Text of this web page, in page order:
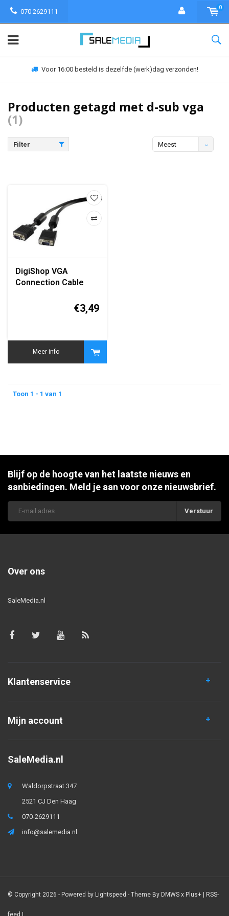
070 2629111
0
Voor 16:00 besteld is dezelfde (werk)dag verzonden!
Producten getagd met d-sub vga
(1)
Filter
Meest
DigiShop VGA
Connection Cable
€3,49
Meer info
Toon 1 - 1 van 1
Blijf op de hoogte van het laatste nieuws en
aanbiedingen. Meld je aan voor onze nieuwsbrief.
Verstuur
Over ons
SaleMedia.nl
Klantenservice
Mijn account
SaleMedia.nl
Waldorpstraat 347
2521 CJ Den Haag
070-2629111
info@salemedia.nl
© Copyright 2026 - Powered by Lightspeed - Theme By DMWS x Plus+ | RSS-
feed |